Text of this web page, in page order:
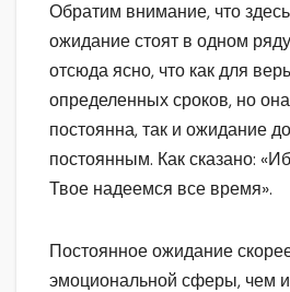
Обратим внимание, что
ожидание стоят в одном
отсюда ясно, что как для
определенных сроков, но
постоянна, так и ожидание
постоянным. Как сказано:
Твое надеемся все время».
Постоянное ожидание
эмоциональной сферы, чем